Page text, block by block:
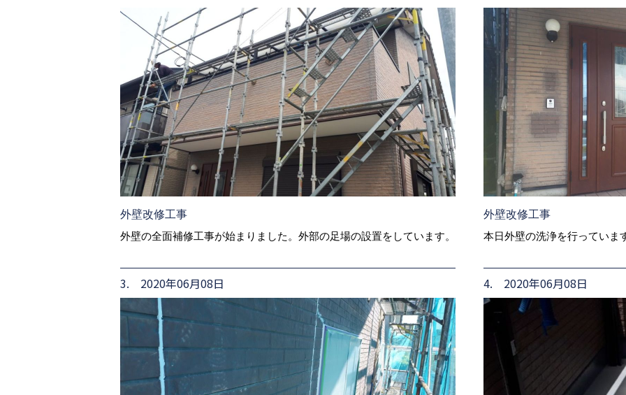
外壁改修工事
外壁の全面補修工事が始まりました。外部の足場の設置をしています。
外壁改修工事
本日外壁の洗浄を行っていま
3. 2020年06月08日 4. 2020年06月08日